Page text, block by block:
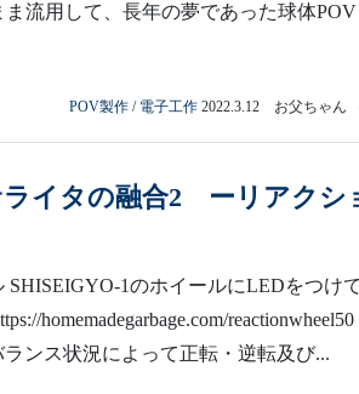
流用して、長年の夢であった球体POV
POV製作 / 電子工作 2022.3.12 お父ちゃん
ライタの融合2 ーリアクシ
SHISEIGYO-1のホイールにLEDをつけ
homemadegarbage.com/
ンス状況によって正転・逆転及び...